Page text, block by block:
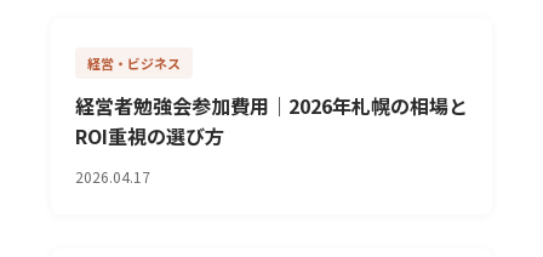
経営・ビジネス
経営者勉強会参加費用｜2026年札幌の相場と
ROI重視の選び方
2026.04.17